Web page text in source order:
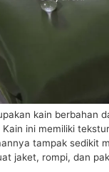
kain berbahan
ini memiliki
tampak sedikit
jaket, rompi, dan